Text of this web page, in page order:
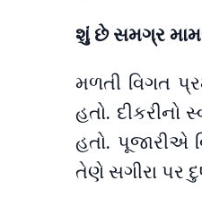
શું છે સમગ્ર
મળતી વિગત
હતો. દીકરીનો
હતો. પૂજારીએ
તેણે સગીરા પર